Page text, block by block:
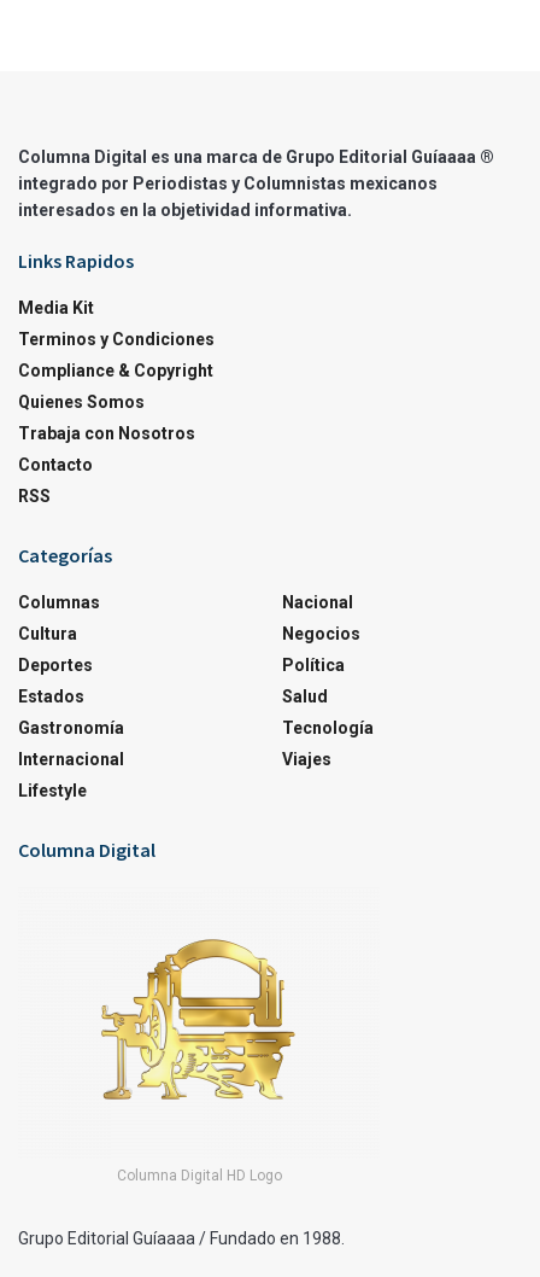
Columna Digital es una marca de Grupo Editorial Guíaaaa ®
integrado por Periodistas y Columnistas mexicanos
interesados en la objetividad informativa.
Links Rapidos
Media Kit
Terminos y Condiciones
Compliance & Copyright
Quienes Somos
Trabaja con Nosotros
Contacto
RSS
Categorías
Columnas
Cultura
Deportes
Estados
Gastronomía
Internacional
Lifestyle
Nacional
Negocios
Política
Salud
Tecnología
Viajes
Columna Digital
Columna Digital HD Logo
Grupo Editorial Guíaaaa / Fundado en 1988.